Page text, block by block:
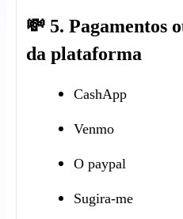
💸 5. Pagamentos
da plataforma
CashApp
Venmo
O paypal
Sugira-me